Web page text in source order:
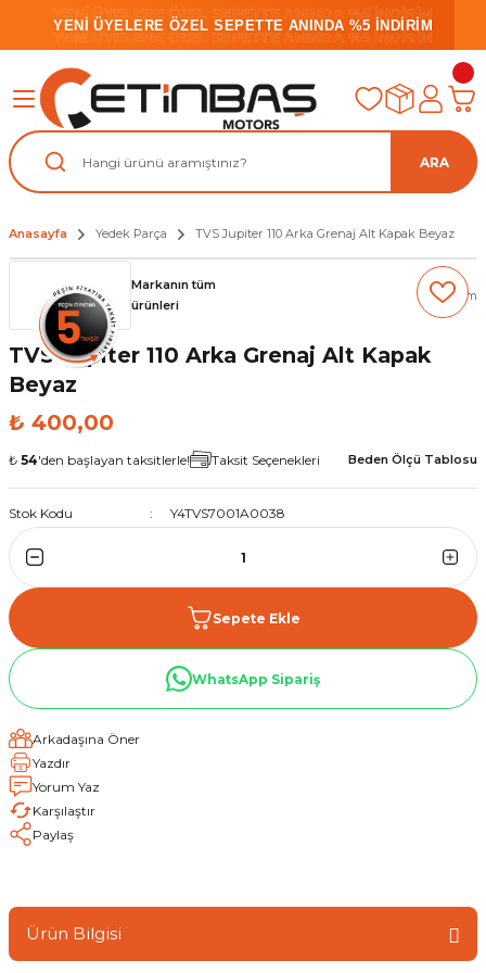
YENİ ÜYELERE ÖZEL SEPETTE ANINDA %5 İNDİRİM
YENİ ÜYELERE ÖZEL SEPETTE ANINDA %5 İNDİRİM
YENİ ÜYELERE ÖZEL SEPETTE ANINDA %5 İNDİRİM
ARA
Anasayfa Yedek Parça TVS Jupiter 110 Arka Grenaj Alt Kapak Beyaz
Markanın tüm
ürünleri
(0) Yorum
TVS Jupiter 110 Arka Grenaj Alt Kapak
Beyaz
₺ 400,00
₺ 54'den başlayan taksitlerle! Taksit Seçenekleri Beden Ölçü Tablosu
Stok Kodu Y4TVS7001A0038
Sepete Ekle
WhatsApp Sipariş
Arkadaşına Öner
Yazdır
Yorum Yaz
Karşılaştır
Paylaş
Ürün Bilgisi